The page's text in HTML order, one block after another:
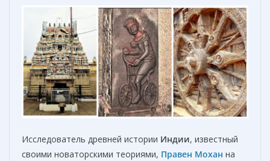
Исследователь древней истории Индии, известный
своими новаторскими теориями, Правен Мохан на